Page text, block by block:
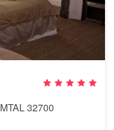
32700